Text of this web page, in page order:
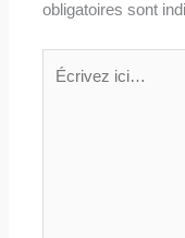
obligatoires sont